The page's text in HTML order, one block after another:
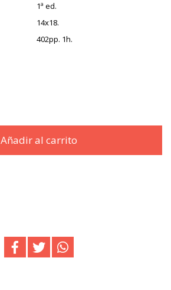
1ª ed.
14x18.
402pp. 1h.
Añadir al carrito